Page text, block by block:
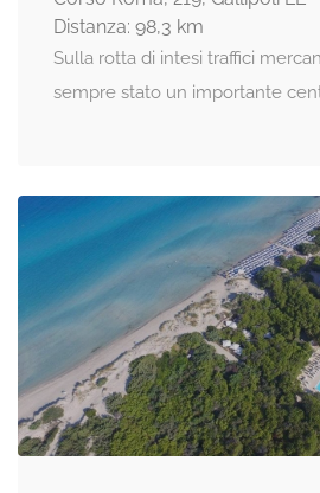
Distanza: 98,3 km
Sulla rotta di intesi traffici
sempre stato un importante